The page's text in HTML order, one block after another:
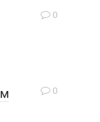
0
0